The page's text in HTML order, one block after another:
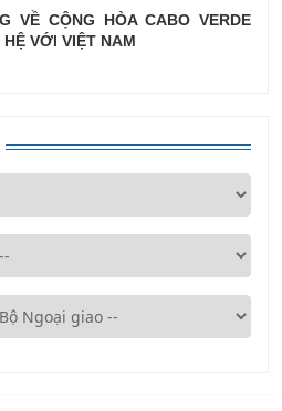
VỀ CỘNG HÒA CABO VERDE
VỚI VIỆT NAM